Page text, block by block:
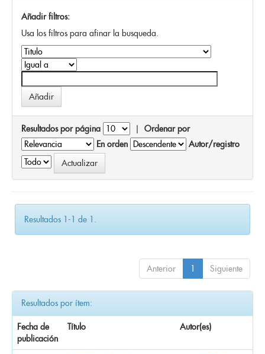
Añadir filtros:
Usa los filtros para afinar la busqueda.
Resultados por página | Ordenar por
En orden
Autor/registro
Resultados 1-1 de 1.
Anterior 1 Siguiente
Resultados por ítem:
Fecha de
publicación
Título Autor(es)